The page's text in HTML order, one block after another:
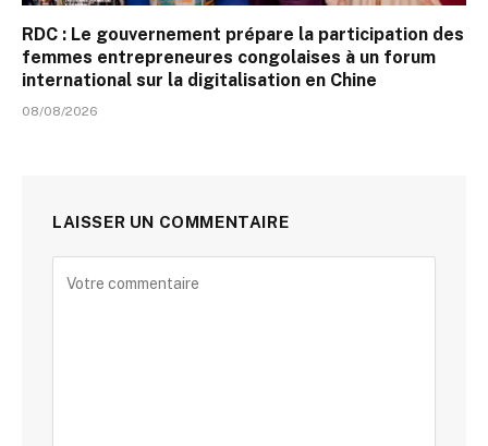
RDC : Le gouvernement prépare la participation des
femmes entrepreneures congolaises à un forum
international sur la digitalisation en Chine
08/08/2026
LAISSER UN COMMENTAIRE